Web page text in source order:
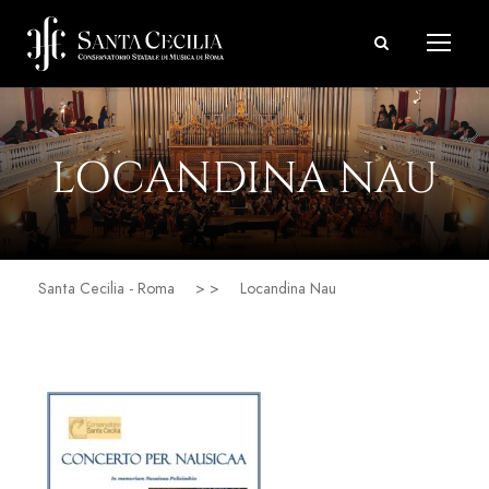
LOCANDINA NAU
Santa Cecilia - Roma > > Locandina Nau